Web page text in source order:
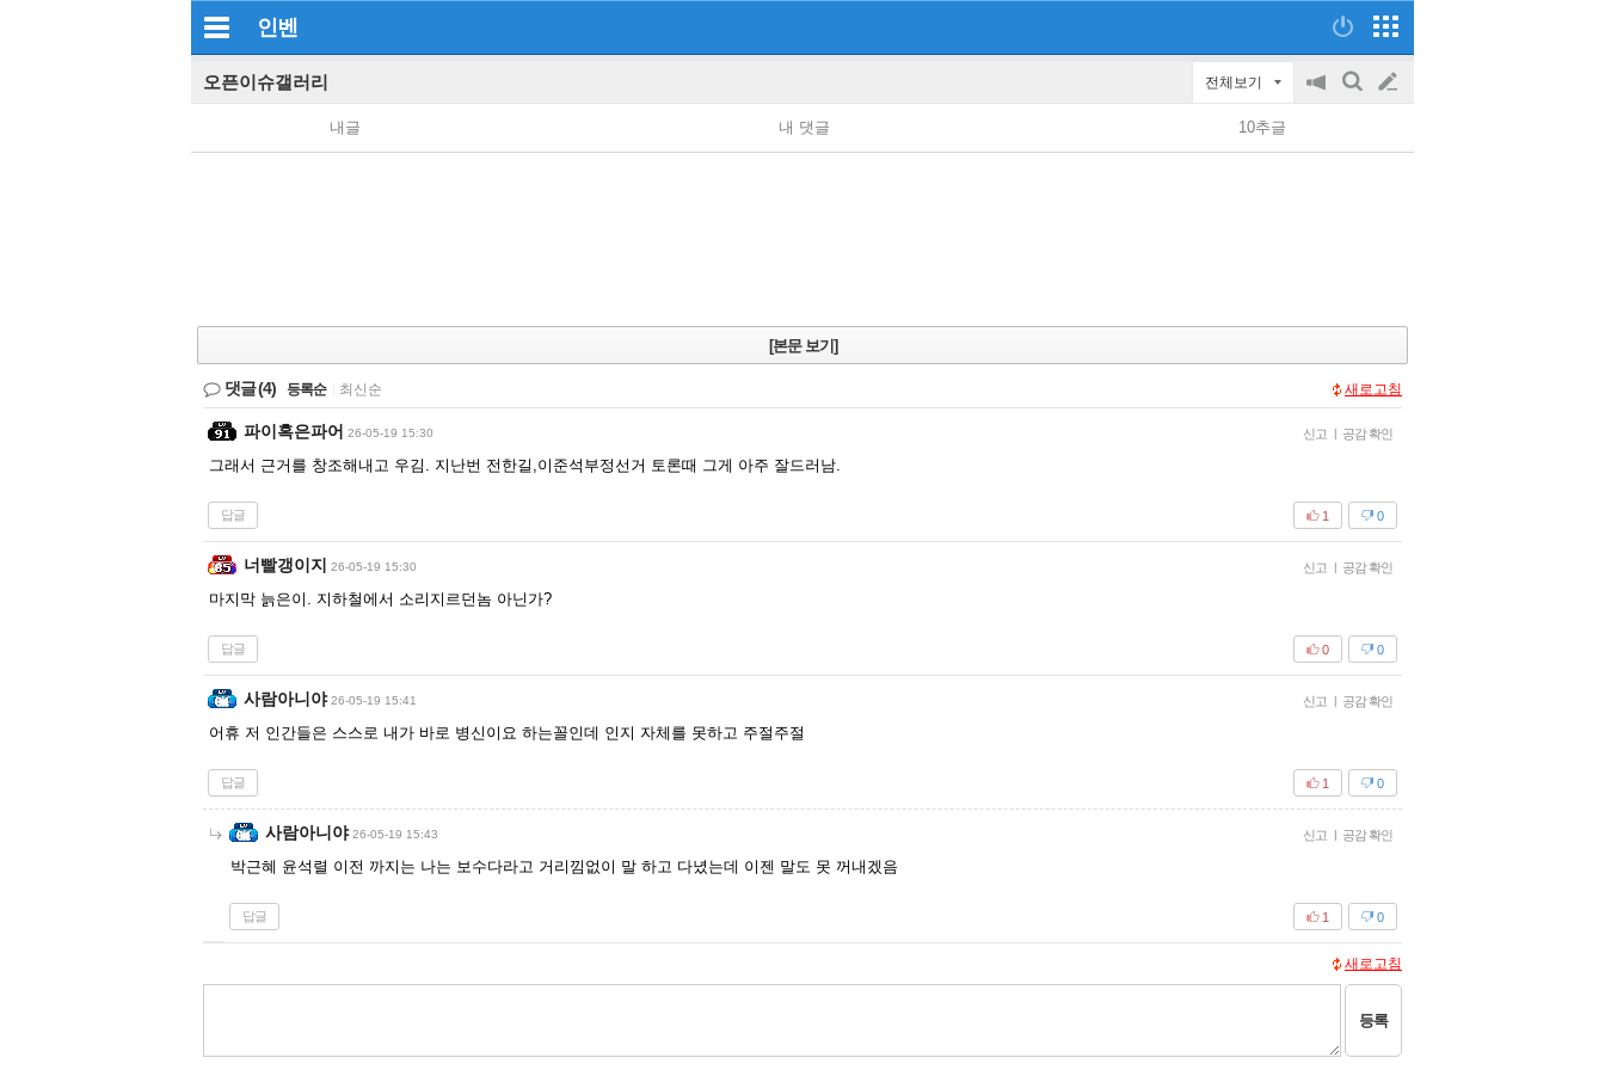
인벤
오픈이슈갤러리 전체보기
공
on/off
검
글
쓰
내글 내 댓글 10추글
[본문 보기]
댓글(4) 등록순 최신순 새로고침
파이혹은파어 26-05-19 15:30 신고 | 공감 확인
그래서 근거를 창조해내고 우김. 지난번 전한길,이준석부정선거 토론때 그게 아주 잘드러남.
답글 0
1
너빨갱이지 26-05-19 15:30 신고 | 공감 확인
마지막 늙은이. 지하철에서 소리지르던놈 아닌가?
답글 0
0
사람아니야 26-05-19 15:41 신고 | 공감 확인
어휴 저 인간들은 스스로 내가 바로 병신이요 하는꼴인데 인지 자체를 못하고 주절주절
답글 0
1
사람아니야 26-05-19 15:43 신고 | 공감 확인
박근혜 윤석렬 이전 까지는 나는 보수다라고 거리낌없이 말 하고 다녔는데 이젠 말도 못 꺼내겠음
답글 0
1
새로고침
등록